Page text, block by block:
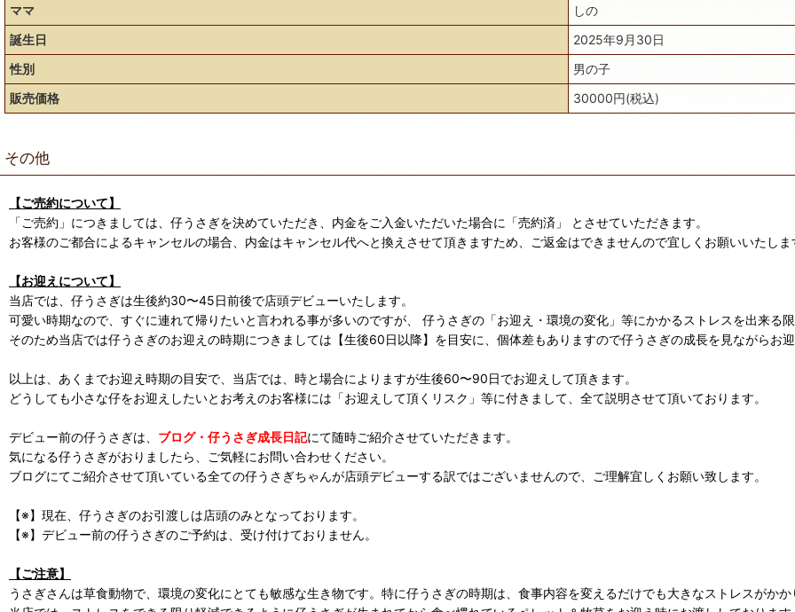
ママ
しの
誕生日
2025年9月30日
性別
男の子
販売価格
30000円(税込)
その他
【ご売約について】
「ご売約」につきましては、仔うさぎを決めていただき、内金をご入金いただいた場合に「売約済」 とさせていただきます。
お客様のご都合によるキャンセルの場合、内金はキャンセル代へと換えさせて頂きますため、ご返金はできませんので宜しくお願いいたしま
【お迎えについて】
当店では、仔うさぎは生後約30〜45日前後で店頭デビューいたします。
可愛い時期なので、すぐに連れて帰りたいと言われる事が多いのですが、 仔うさぎの「お迎え・環境の変化」等にかかるストレスを出来る
そのため当店では仔うさぎのお迎えの時期につきましては【生後60日以降】を目安に、個体差もありますので仔うさぎの成長を見ながらお
以上は、あくまでお迎え時期の目安で、当店では、時と場合によりますが生後60〜90日でお迎えして頂きます。
どうしても小さな仔をお迎えしたいとお考えのお客様には「お迎えして頂くリスク」等に付きまして、全て説明させて頂いております。
デビュー前の仔うさぎは、 ブログ・仔うさぎ成長日記にて随時ご紹介させていただきます。
気になる仔うさぎがおりましたら、ご気軽にお問い合わせください。
ブログにてご紹介させて頂いている全ての仔うさぎちゃんが店頭デビューする訳ではございませんので、ご理解宜しくお願い致します。
【※】現在、仔うさぎのお引渡しは店頭のみとなっております。
【※】デビュー前の仔うさぎのご予約は、受け付けておりません。
【ご注意】
うさぎさんは草食動物で、環境の変化にとても敏感な生き物です。特に仔うさぎの時期は、食事内容を変えるだけでも大きなストレスがかか